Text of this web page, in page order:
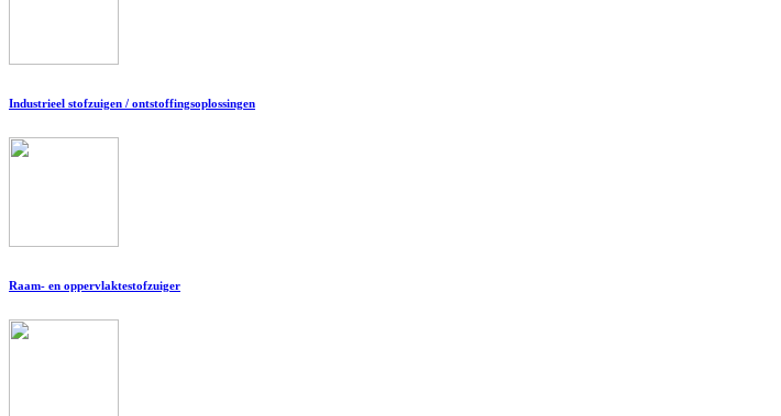
Industrieel stofzuigen / ontstoffingsoplossingen
Raam- en oppervlaktestofzuiger